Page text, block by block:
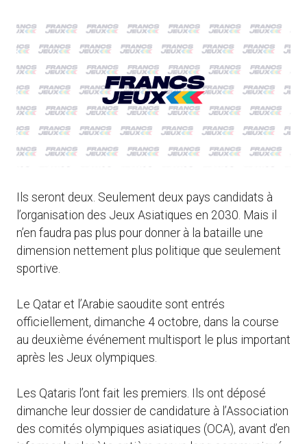
Ils seront deux. Seulement deux pays candidats à
l’organisation des Jeux Asiatiques en 2030. Mais il
n’en faudra pas plus pour donner à la bataille une
dimension nettement plus politique que seulement
sportive.
Le Qatar et l’Arabie saoudite sont entrés
officiellement, dimanche 4 octobre, dans la course
au deuxième événement multisport le plus important
après les Jeux olympiques.
Les Qataris l’ont fait les premiers. Ils ont déposé
dimanche leur dossier de candidature à l’Association
des comités olympiques asiatiques (OCA), avant d’en